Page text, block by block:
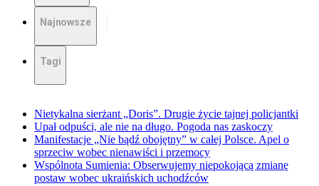
Najnowsze
Tagi
Nietykalna sierżant „Doris”. Drugie życie tajnej policjantki
Upał odpuści, ale nie na długo. Pogoda nas zaskoczy
Manifestacje „Nie bądź obojętny” w całej Polsce. Apel o
sprzeciw wobec nienawiści i przemocy
Wspólnota Sumienia: Obserwujemy niepokojącą zmianę
postaw wobec ukraińskich uchodźców